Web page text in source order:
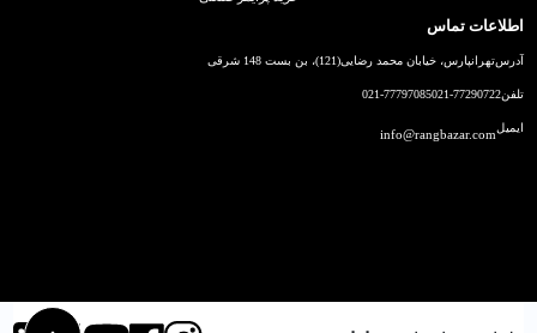
اطلاعات تماس
آدرستهرانپارس، خیابان محمد رضایی(121)، بن بست 148 شرقی
تلفن021-77290722
021-77797085
ایمیلinfo@rangbazar.com